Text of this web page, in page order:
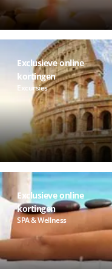
Exclusieve online
kortingen
Excursies
Exclusieve online
kortingen
SPA & Wellness